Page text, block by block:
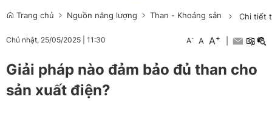
Trang chủ Nguồn năng lượng Than - Khoáng sản Chi tiết
Chủ nhật, 25/05/2025 11:30 A- A A+
Giải pháp nào đảm bảo đủ than cho
sản xuất điện?